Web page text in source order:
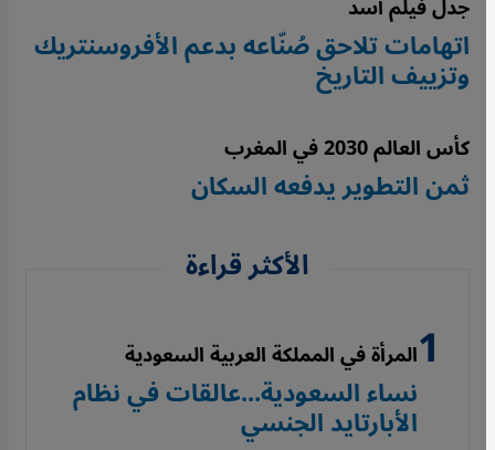
اتهامات تلاحق صُنّاعه بدعم الأفروسنتريك
وتزييف التاريخ
كأس العالم 2030 في المغرب
ثمن التطوير يدفعه السكان
الأكثر قراءة
المرأة في المملكة العربية السعودية
نساء السعودية...عالقات في نظام
الأبارتايد الجنسي